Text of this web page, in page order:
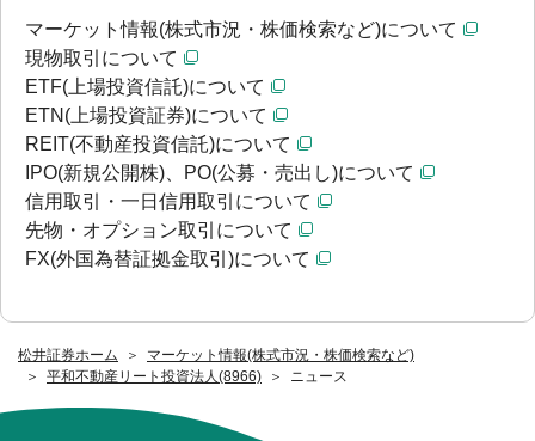
松井証券ホーム
マーケット情報(株式市況・株価検索など)
平和不動産リート投資法人(8966)
ニュース
マーケット情報(株式市況・株価検索など)について
現物取引について
ETF(上場投資信託)について
ETN(上場投資証券)について
REIT(不動産投資信託)について
IPO(新規公開株)、PO(公募・売出し)について
信用取引・一日信用取引について
先物・オプション取引について
FX(外国為替証拠金取引)について